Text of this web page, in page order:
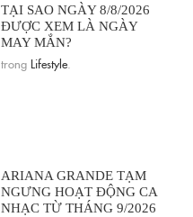
TẠI SAO NGÀY 8/8/2026
ĐƯỢC XEM LÀ NGÀY
MAY MẮN?
trong Lifestyle
ARIANA GRANDE TẠM
NGƯNG HOẠT ĐỘNG CA
NHẠC TỪ THÁNG 9/2026